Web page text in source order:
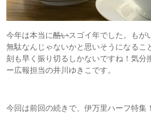
今年は本当に酷いスゴイ年でした。もが
無駄なんじゃないかと思いそうになるこ
刻も早く振り切るしかないですね！気分
ー広報担当の井川ゆきこです。
今回は前回の続きで、伊万里ハーフ特集！